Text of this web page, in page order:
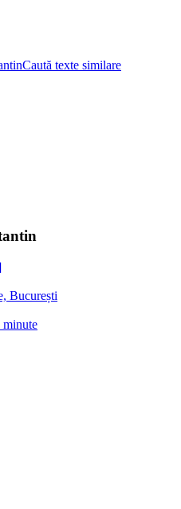
Caută texte similare
București
minute